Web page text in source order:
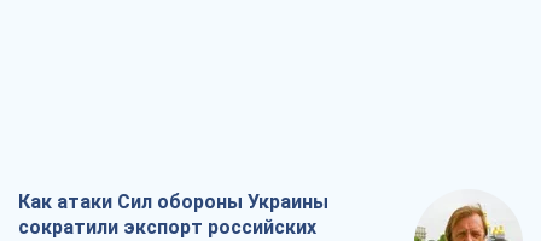
Как атаки Сил обороны Украины
сократили экспорт российских